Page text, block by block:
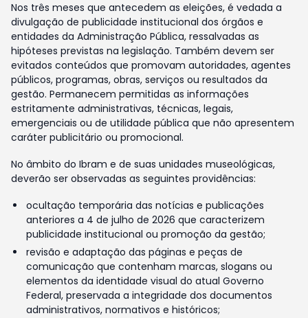
Nos três meses que antecedem as eleições, é vedada a
divulgação de publicidade institucional dos órgãos e
entidades da Administração Pública, ressalvadas as
hipóteses previstas na legislação. Também devem ser
evitados conteúdos que promovam autoridades, agentes
públicos, programas, obras, serviços ou resultados da
gestão. Permanecem permitidas as informações
estritamente administrativas, técnicas, legais,
emergenciais ou de utilidade pública que não apresentem
caráter publicitário ou promocional.
No âmbito do Ibram e de suas unidades museológicas,
deverão ser observadas as seguintes providências:
ocultação temporária das notícias e publicações
anteriores a 4 de julho de 2026 que caracterizem
publicidade institucional ou promoção da gestão;
revisão e adaptação das páginas e peças de
comunicação que contenham marcas, slogans ou
elementos da identidade visual do atual Governo
Federal, preservada a integridade dos documentos
administrativos, normativos e históricos;